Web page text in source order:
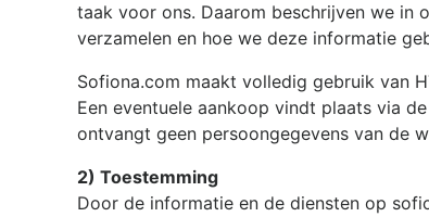
taak voor ons. Daarom beschrijven we
verzamelen en hoe we deze informatie
Sofiona.com maakt volledig gebruik van
Een eventuele aankoop vindt plaats via
ontvangt geen persoongegevens van de
2) Toestemming
Door de informatie en de diensten op